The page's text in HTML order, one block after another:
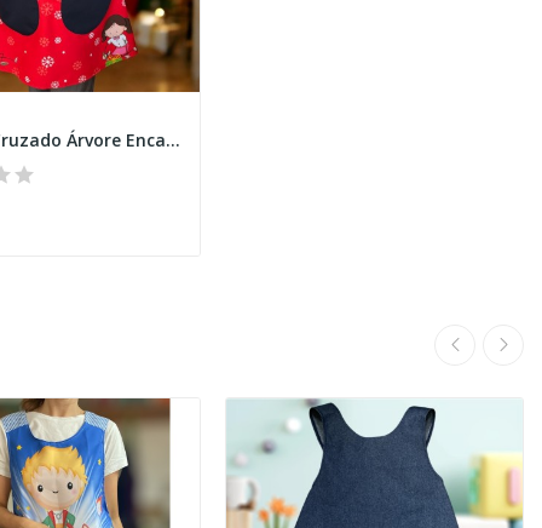
Avental Cruzado Árvore Encantada Natal